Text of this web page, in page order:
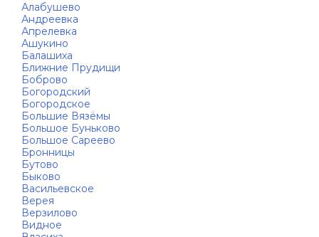
Алабушево
Андреевка
Апрелевка
Ашукино
Балашиха
Ближние Прудищи
Боброво
Богородский
Богородское
Большие Вязёмы
Большое Буньково
Большое Сареево
Бронницы
Бутово
Быково
Васильевское
Верея
Верзилово
Видное